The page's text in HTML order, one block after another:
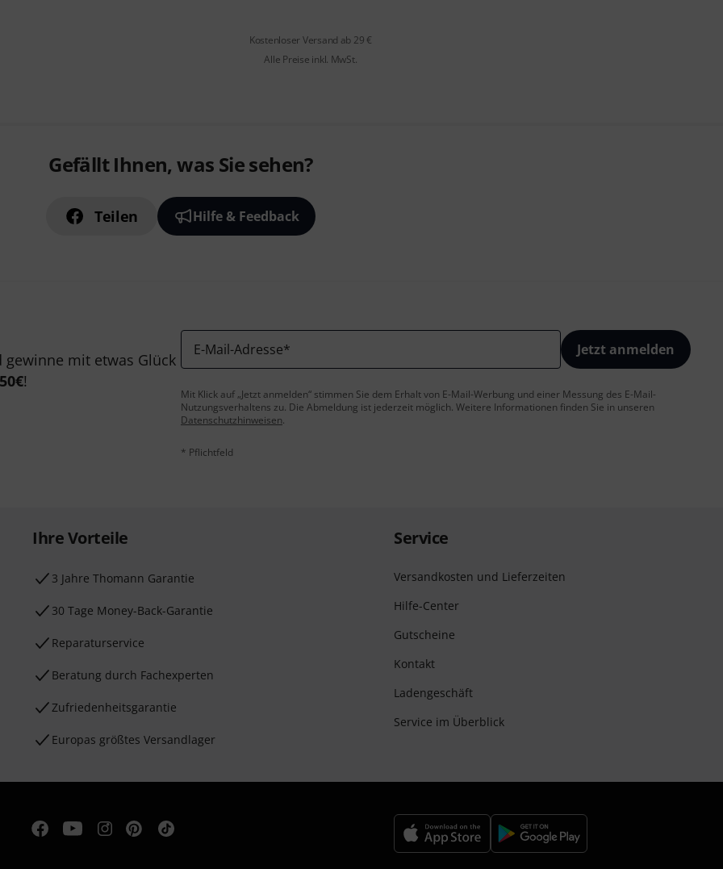
Kostenloser Versand ab 29 €
Alle Preise inkl. MwSt.
Gefällt Ihnen, was Sie sehen?
Teilen Hilfe & Feedback
mit etwas Glück
50€!
E-Mail-Adresse* Jetzt anmelden
Mit Klick auf „Jetzt anmelden“ stimmen Sie dem Erhalt von E-Mail-Werbung und einer Messung des E-Mail-
Nutzungsverhaltens zu. Die Abmeldung ist jederzeit möglich. Weitere Informationen finden Sie in unseren
Datenschutzhinweisen.
* Pflichtfeld
Ihre Vorteile
3 Jahre Thomann Garantie
30 Tage Money-Back-Garantie
Reparaturservice
Beratung durch Fachexperten
Zufriedenheitsgarantie
Europas größtes Versandlager
Service
Versandkosten und Lieferzeiten
Hilfe-Center
Gutscheine
Kontakt
Ladengeschäft
Service im Überblick